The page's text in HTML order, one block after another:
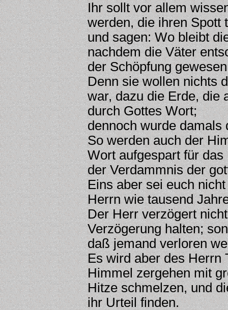
Ihr sollt vor allem
werden, die ihren Spott
und sagen: Wo bleibt
nachdem die Väter
der Schöpfung
Denn sie wollen nichts
war, dazu die Erde, die
durch Gottes Wort;
dennoch wurde damals
So werden auch der
Wort aufgespart für
der Verdammnis der
Eins aber sei euch
Herrn wie tausend
Der Herr verzögert
Verzögerung halten;
daß jemand verloren
Es wird aber des Herrn
Himmel zergehen mit
Hitze schmelzen, und
ihr Urteil finden.